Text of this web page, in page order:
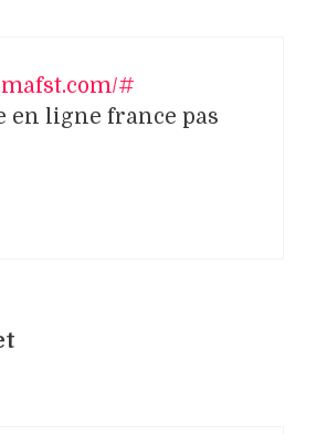
#
en ligne france pas